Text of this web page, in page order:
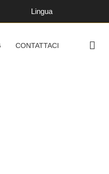
Lingua
CONTATTACI